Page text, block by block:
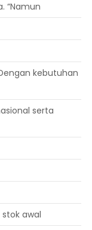
“Namun
kebutuhan
serta
awal